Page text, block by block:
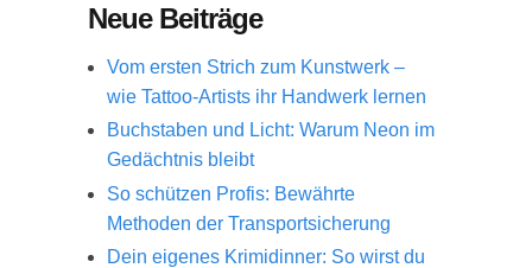
Neue Beiträge
Vom ersten Strich zum Kunstwerk –
wie Tattoo-Artists ihr Handwerk lernen
Buchstaben und Licht: Warum Neon im
Gedächtnis bleibt
So schützen Profis: Bewährte
Methoden der Transportsicherung
Dein eigenes Krimidinner: So wirst du